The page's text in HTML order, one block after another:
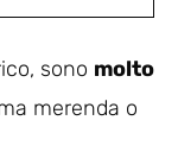
sono molto
merenda o